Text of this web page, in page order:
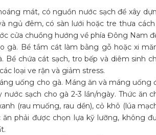
mát, có nguồn nước sạch để xây
ngủ đêm, có sàn lưới hoặc tre thưa
cửa chuồng hướng về phía Đông Nam
gà. Bể tắm cát làm bằng gỗ hoặc xi
Bể chứa cát sạch, tro bếp và diêm sinh
loại ve rận và giảm stress.
uống cho gà. Máng ăn và máng uống
nước sạch cho gà 2-3 lần/ngày. Thức ăn
(rau muống, rau dền), cỏ khô (lúa
ăn phải được chọn lựa kỹ lưỡng, không